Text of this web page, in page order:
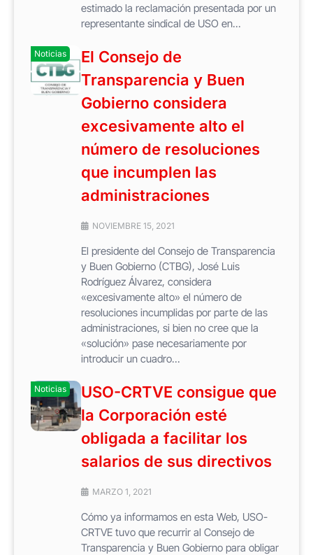
estimado la reclamación presentada por un
representante sindical de USO en...
Noticias
El Consejo de
Transparencia y Buen
Gobierno considera
excesivamente alto el
número de resoluciones
que incumplen las
administraciones
NOVIEMBRE 15, 2021
El presidente del Consejo de Transparencia
y Buen Gobierno (CTBG), José Luis
Rodríguez Álvarez, considera
«excesivamente alto» el número de
resoluciones incumplidas por parte de las
administraciones, si bien no cree que la
«solución» pase necesariamente por
introducir un cuadro...
Noticias
USO-CRTVE consigue que
la Corporación esté
obligada a facilitar los
salarios de sus directivos
MARZO 1, 2021
Cómo ya informamos en esta Web, USO-
CRTVE tuvo que recurrir al Consejo de
Transparencia y Buen Gobierno para obligar